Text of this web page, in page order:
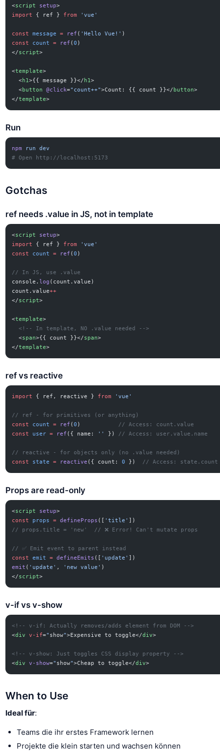
<script setup>
import
{ ref } from 'vue'
const message = ref ( 'Hello Vue!' )
const
count = ref (0 )
</script>
<template>
  <
h1>{{ message }}</ h1>
  <
button @click="count++">Count: {{ count }}</ button>
</template>
Run
npm run
dev
# Open http://localhost:5173
Gotchas
ref needs .value in JS, not in template
<script setup>
import
{ ref } from
'vue'
const
count = ref (0 )
// In JS, use .value
console.log (count.value)
count.value++
</script>
<template>
  <!-- In template, NO .value needed -->
  <
span>{{ count }}</span>
</template>
ref vs reactive
import { ref, reactive } from 'vue'
// ref - for primitives (or anything)
const
count = ref (0 ) // Access: count.value
const
user = ref ({ name: '' }) // Access: user.value.name
// reactive - for objects only (no .value needed)
const
state = reactive ({ count: 0 }) // Access: state.count
Props are read-only
<script setup>
const
props = defineProps ([ 'title' ])
// props.title = 'new'  // ❌ Error! Can't mutate props
// ✅ Emit event to parent instead
const
emit = defineEmits ([ 'update' ])
emit ( 'update' , 'new value' )
</script>
v-if vs v-show
<!-- v-if: Actually removes/adds element from DOM -->
<div v-if=" show">Expensive to toggle</div>
<!-- v-show: Just toggles CSS display property -->
<div v-show=" show">Cheap to toggle</div>
When to Use
Ideal für:
Teams die ihr erstes Framework lernen
Projekte die klein starten und wachsen können